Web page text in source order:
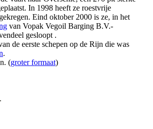
In 1998 heeft ze roestvrije
Eind oktober 2000 is ze, in het
van Vopak Vegoil Barging B.V.-
gesloopt .
de eerste schepen op de Rijn die was
.
(groter formaat)
.